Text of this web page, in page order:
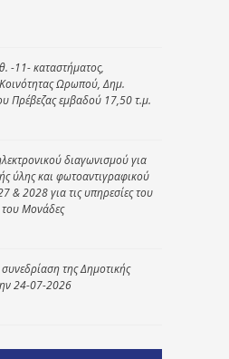
-11- καταστήματος,
Ωρωπού, Δημ.
Πρέβεζας εμβαδού 17,50 τ.μ.
διαγωνισμού για
ύλης και φωτοαντιγραφικού
& 2028 για τις υπηρεσίες του
του Μονάδες
της Δημοτικής
24-07-2026